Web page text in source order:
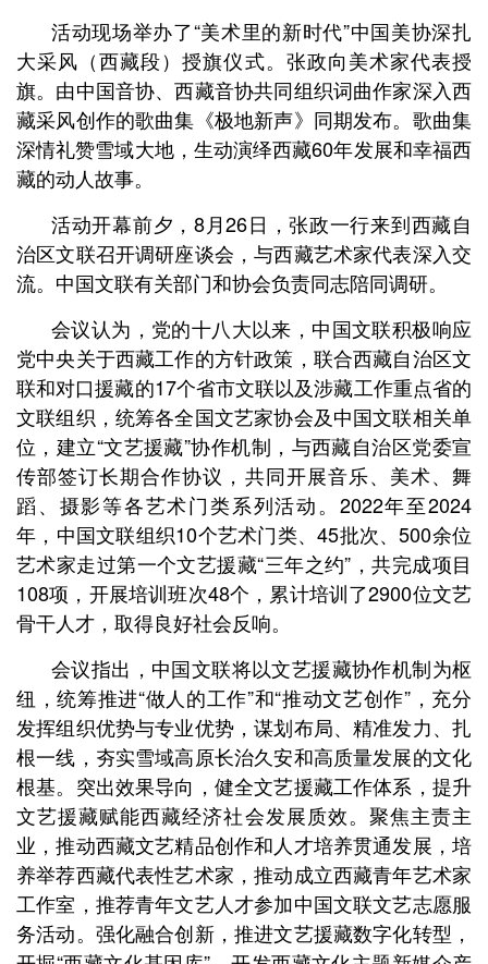
活动现场举办了“美术里的新时代”中国美协深扎
大采风（西藏段）授旗仪式。张政向美术家代表授
旗。由中国音协、西藏音协共同组织词曲作家深入西
藏采风创作的歌曲集《极地新声》同期发布。歌曲集
深情礼赞雪域大地，生动演绎西藏60年发展和幸福西
藏的动人故事。
活动开幕前夕，8月26日，张政一行来到西藏自
治区文联召开调研座谈会，与西藏艺术家代表深入交
流。中国文联有关部门和协会负责同志陪同调研。
会议认为，党的十八大以来，中国文联积极响应
党中央关于西藏工作的方针政策，联合西藏自治区文
联和对口援藏的17个省市文联以及涉藏工作重点省的
文联组织，统筹各全国文艺家协会及中国文联相关单
位，建立“文艺援藏”协作机制，与西藏自治区党委宣
传部签订长期合作协议，共同开展音乐、美术、舞
蹈、摄影等各艺术门类系列活动。2022年至2024
年，中国文联组织10个艺术门类、45批次、500余位
艺术家走过第一个文艺援藏“三年之约”，共完成项目
108项，开展培训班次48个，累计培训了2900位文艺
骨干人才，取得良好社会反响。
会议指出，中国文联将以文艺援藏协作机制为枢
纽，统筹推进“做人的工作”和“推动文艺创作”，充分
发挥组织优势与专业优势，谋划布局、精准发力、扎
根一线，夯实雪域高原长治久安和高质量发展的文化
根基。突出效果导向，健全文艺援藏工作体系，提升
文艺援藏赋能西藏经济社会发展质效。聚焦主责主
业，推动西藏文艺精品创作和人才培养贯通发展，培
养举荐西藏代表性艺术家，推动成立西藏青年艺术家
工作室，推荐青年文艺人才参加中国文联文艺志愿服
务活动。强化融合创新，推进文艺援藏数字化转型，